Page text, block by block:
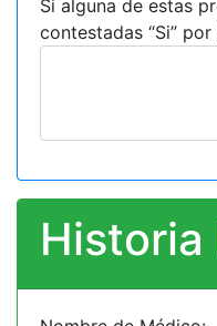
Si alguna de estas
contestadas “Si”